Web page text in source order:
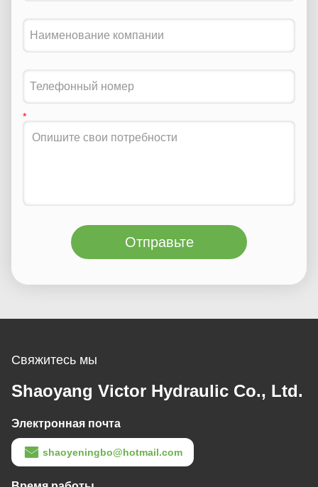
Отправьте
Свяжитесь мы
Shaoyang Victor Hydraulic Co., Ltd.
Электронная почта
shaoyeningbo@hotmail.com